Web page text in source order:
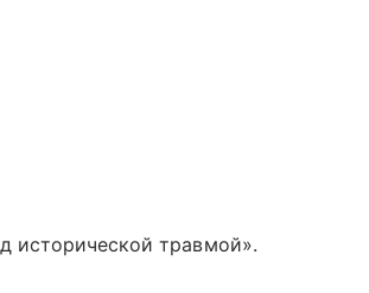
исторической травмой».